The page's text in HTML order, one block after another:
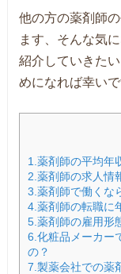
他の方の薬剤師
ます、そんな気
紹介していきた
めになれば幸いで
1.薬剤師の平均年
2.薬剤師の求人情
3.薬剤師で働くな
4.薬剤師の転職に
5.薬剤師の雇用形
6.化粧品メーカー
の？
7.製薬会社での薬